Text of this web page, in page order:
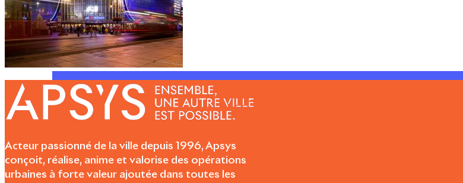
Acteur passionné de la ville depuis 1996, Apsys
conçoit, réalise, anime et valorise des opérations
urbaines à forte valeur ajoutée dans toutes les